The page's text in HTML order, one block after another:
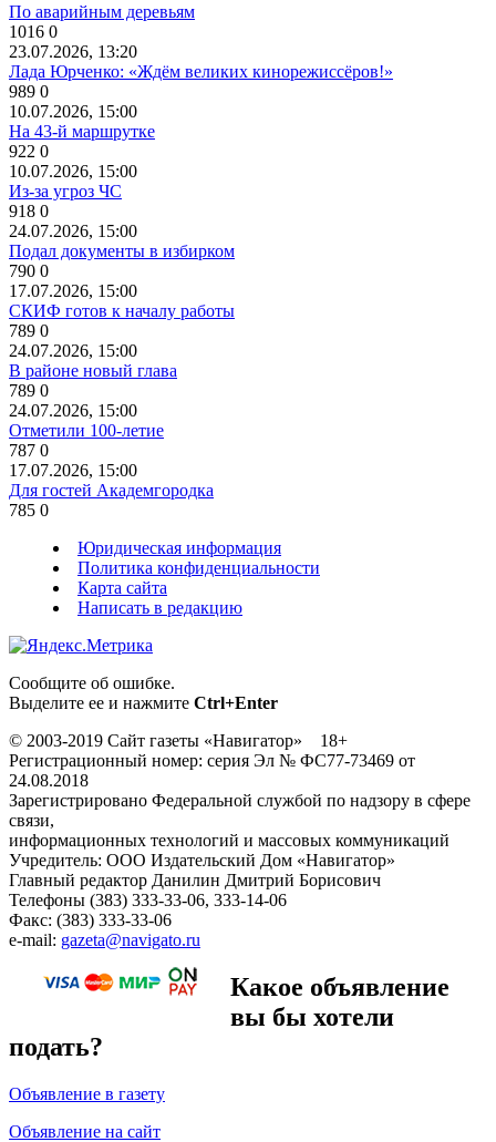
По аварийным деревьям
1016 0
23.07.2026, 13:20
Лада Юрченко: «Ждём великих кинорежиссёров!»
989 0
10.07.2026, 15:00
На 43-й маршрутке
922 0
10.07.2026, 15:00
Из-за угроз ЧС
918 0
24.07.2026, 15:00
Подал документы в избирком
790 0
17.07.2026, 15:00
СКИФ готов к началу работы
789 0
24.07.2026, 15:00
В районе новый глава
789 0
24.07.2026, 15:00
Отметили 100-летие
787 0
17.07.2026, 15:00
Для гостей Академгородка
785 0
Юридическая информация
Политика конфиденциальности
Карта сайта
Написать в редакцию
Сообщите об ошибке.
Выделите ее и нажмите Ctrl+Enter
© 2003-2019 Сайт газеты «Навигатор» 18+
Регистрационный номер: серия Эл № ФС77-73469 от
24.08.2018
Зарегистрировано Федеральной службой по надзору в сфере
связи,
информационных технологий и массовых коммуникаций
Учредитель: ООО Издательский Дом «Навигатор»
Главный редактор Данилин Дмитрий Борисович
Телефоны (383) 333-33-06, 333-14-06
Факс: (383) 333-33-06
e-mail: gazeta@navigato.ru
Какое объявление
вы бы хотели
подать?
Объявление в газету
Объявление на сайт